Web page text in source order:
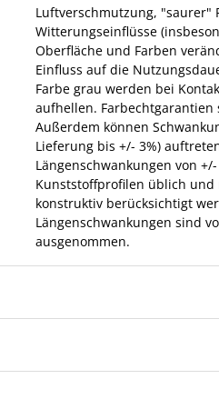
Luftverschmutzung, "saurer"
Witterungseinflüsse
Oberfläche und Farben
Einfluss auf die
Farbe grau werden bei
aufhellen. Farbechtgarantien
Außerdem können
Lieferung bis +/- 3%)
Längenschwankungen von
Kunststoffprofilen üblich und
konstruktiv berücksichtigt
Längenschwankungen sind
ausgenommen.